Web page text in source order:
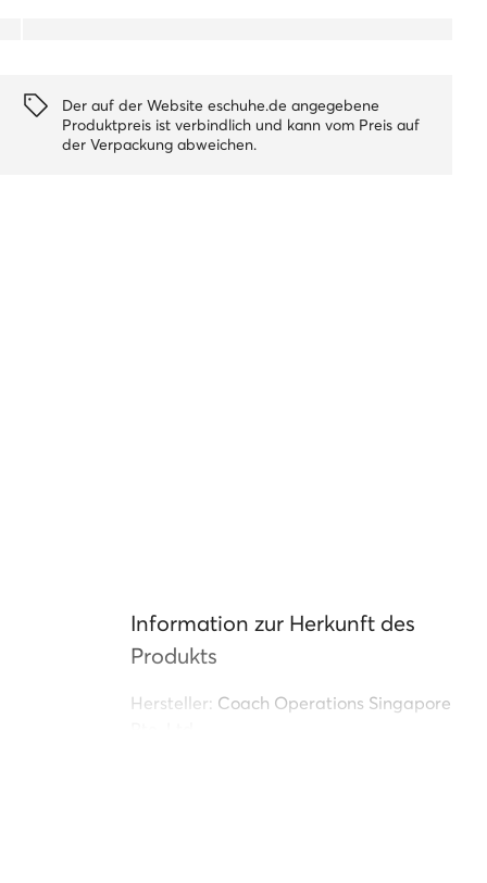
Der auf der Website eschuhe.de angegebene
Produktpreis ist verbindlich und kann vom Preis auf
der Verpackung abweichen.
Information zur Herkunft des
Produkts
Hersteller: Coach Operations Singapore